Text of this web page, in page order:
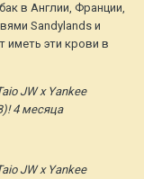
в Англии, Франции,
Sandylands и
иметь эти крови в
JW x Yankee
4 месяца
JW x Yankee